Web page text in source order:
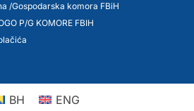
/Gospodarska komora FBiH
P/G KOMORE FBIH
BH ENG